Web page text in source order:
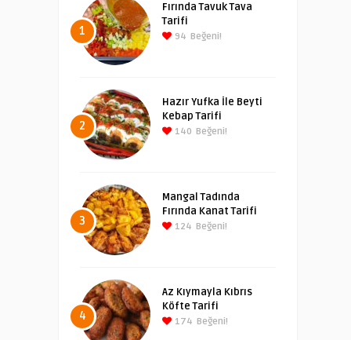
1
Fırında Tavuk Tava
Tarifi
94 Beğeni!
2
Hazır Yufka İle Beyti
Kebap Tarifi
140 Beğeni!
3
Mangal Tadında
Fırında Kanat Tarifi
124 Beğeni!
4
Az Kıymayla Kıbrıs
Köfte Tarifi
174 Beğeni!